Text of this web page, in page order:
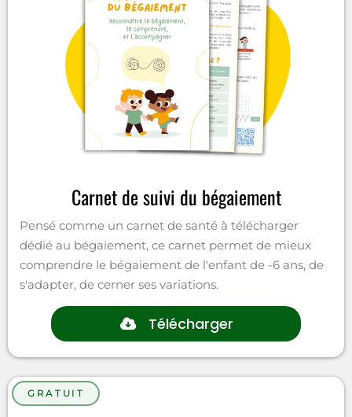
Carnet de suivi du bégaiement
Pensé comme un carnet de santé à télécharger
dédié au bégaiement, ce carnet permet de mieux
comprendre le bégaiement de l'enfant de -6 ans, de
s'adapter, de cerner ses variations.
Télécharger
GRATUIT